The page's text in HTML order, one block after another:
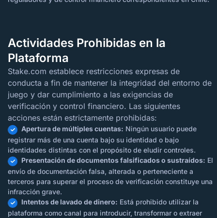
Actividades Prohibidas en la
Plataforma
Stake.com establece restricciones expresas de
conducta a fin de mantener la integridad del entorno de
juego y dar cumplimiento a las exigencias de
verificación y control financiero. Las siguientes
acciones están estrictamente prohibidas:
Apertura de múltiples cuentas: Ningún usuario puede
registrar más de una cuenta bajo su identidad o bajo
identidades distintas con el propósito de eludir controles.
Presentación de documentos falsificados o sustraídos: El
envío de documentación falsa, alterada o perteneciente a
terceros para superar el proceso de verificación constituye una
infracción grave.
Intentos de lavado de dinero: Está prohibido utilizar la
plataforma como canal para introducir, transformar o extraer